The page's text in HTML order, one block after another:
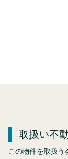
取扱い不
この物件を取扱う